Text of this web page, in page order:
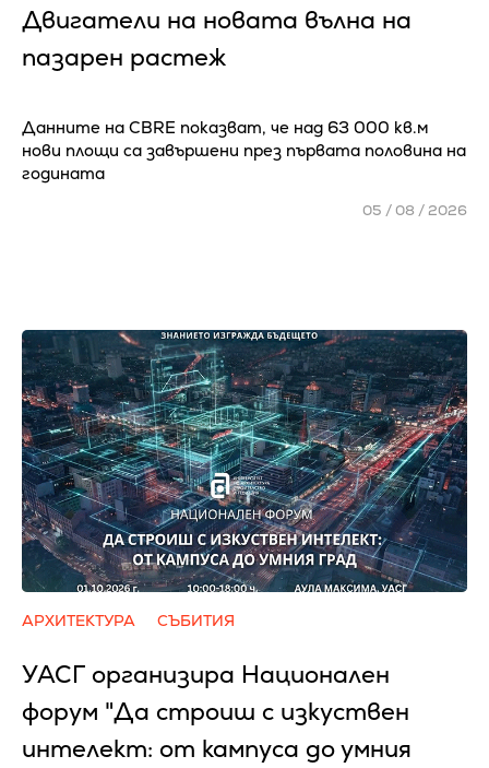
Двигатели на новата вълна на
пазарен растеж
Данните на CBRE показват, че над 63 000 кв.м
нови площи са завършени през първата половина на
годината
05 / 08 / 2026
АРХИТЕКТУРА СЪБИТИЯ
УАСГ организира Национален
форум "Да строиш с изкуствен
интелект: от кампуса до умния